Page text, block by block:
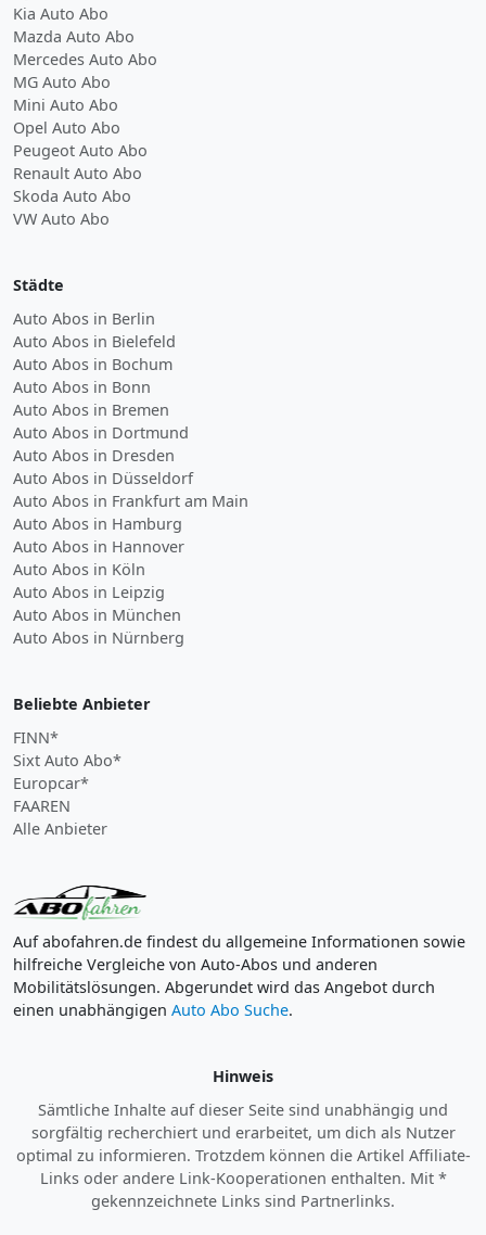
Kia Auto Abo
Mazda Auto Abo
Mercedes Auto Abo
MG Auto Abo
Mini Auto Abo
Opel Auto Abo
Peugeot Auto Abo
Renault Auto Abo
Skoda Auto Abo
VW Auto Abo
Städte
Auto Abos in Berlin
Auto Abos in Bielefeld
Auto Abos in Bochum
Auto Abos in Bonn
Auto Abos in Bremen
Auto Abos in Dortmund
Auto Abos in Dresden
Auto Abos in Düsseldorf
Auto Abos in Frankfurt am Main
Auto Abos in Hamburg
Auto Abos in Hannover
Auto Abos in Köln
Auto Abos in Leipzig
Auto Abos in München
Auto Abos in Nürnberg
Beliebte Anbieter
FINN*
Sixt Auto Abo*
Europcar*
FAAREN
Alle Anbieter
Auf abofahren.de findest du allgemeine Informationen sowie
hilfreiche Vergleiche von Auto-Abos und anderen
Mobilitätslösungen. Abgerundet wird das Angebot durch
einen unabhängigen Auto Abo Suche.
Hinweis
Sämtliche Inhalte auf dieser Seite sind unabhängig und
sorgfältig recherchiert und erarbeitet, um dich als Nutzer
optimal zu informieren. Trotzdem können die Artikel Affiliate-
Links oder andere Link-Kooperationen enthalten. Mit *
gekennzeichnete Links sind Partnerlinks.